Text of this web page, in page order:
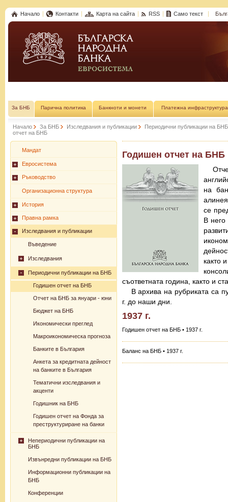
Начало Контакти Карта на сайта RSS Само текст
За БНБ Парична политика Банкноти и монети Платежна инфраструктура
Начало За БНБ Изследвания и публикации
Периодични публикации на БНБ
отчет на БНБ
Мандат
Евросистема
Ръководство
Организационна структура
История
Правна рамка
Изследвания и публикации
Въведение
Изследвания
Периодични публикации на БНБ
Годишен отчет на БНБ
Отчет на БНБ за януари - юни
Бюджет на БНБ
Икономически преглед
Макроикономическа прогноза
Банките в България
Анкета за кредитната дейност
на банките в България
Тематични изследвания и
акценти
Годишник на БНБ
Годишен отчет на Фонда за
преструктуриране на банки
Непериодични публикации на
БНБ
Извънредни публикации на БНБ
Информационни публикации на
БНБ
Конференции
Годишен отчет на БНБ
на
се
В
както
съответната година, както и
В архива на рубриката са
г. до наши дни.
1937 г.
Годишен отчет на БНБ • 1937 г.
Баланс на БНБ • 1937 г.